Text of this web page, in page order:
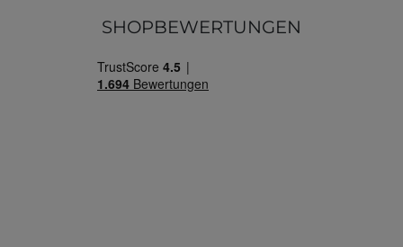
SHOPBEWERTUNGEN